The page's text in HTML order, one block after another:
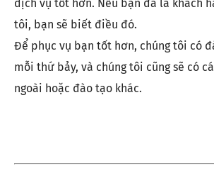
dịch vụ tốt hơn. Nếu bạn đã là khách
tôi, bạn sẽ biết điều đó.
Để phục vụ bạn tốt hơn, chúng tôi có
mỗi thứ bảy, và chúng tôi cũng sẽ có
ngoài hoặc đào tạo khác.